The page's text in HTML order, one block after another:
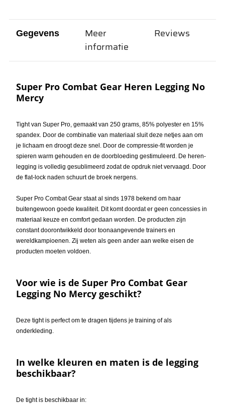
Gegevens
Super Pro Combat Gear Heren Legging No
Mercy
Tight van Super Pro, gemaakt van 250 grams, 85% polyester en 15%
spandex. Door de combinatie van materiaal sluit deze netjes aan om
je lichaam en droogt deze snel. Door de compressie-fit worden je
spieren warm gehouden en de doorbloeding gestimuleerd. De heren-
legging is volledig gesublimeerd zodat de opdruk niet vervaagd. Door
de flat-lock naden schuurt de broek nergens.
Super Pro Combat Gear staat al sinds 1978 bekend om haar
buitengewoon goede kwaliteit. Dit komt doordat er geen concessies in
materiaal keuze en comfort gedaan worden. De producten zijn
constant doorontwikkeld door toonaangevende trainers en
wereldkampioenen. Zij weten als geen ander aan welke eisen de
producten moeten voldoen.
Voor wie is de Super Pro Combat Gear
Legging No Mercy geschikt?
Deze tight is perfect om te dragen tijdens je training of als
onderkleding.
In welke kleuren en maten is de legging
beschikbaar?
De tight is beschikbaar in:
Meer
informatie
Reviews